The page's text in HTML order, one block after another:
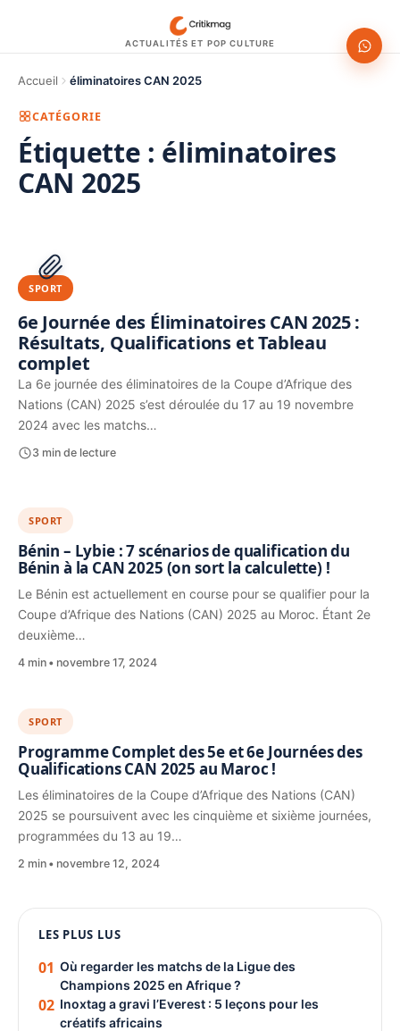
ACTUALITÉS ET POP CULTURE
Accueil éliminatoires CAN 2025
CATÉGORIE
Étiquette : éliminatoires
CAN 2025
PUBLICITÉ
SPORT
6e Journée des Éliminatoires CAN 2025 :
Résultats, Qualifications et Tableau
complet
La 6e journée des éliminatoires de la Coupe d’Afrique des
Nations (CAN) 2025 s’est déroulée du 17 au 19 novembre
2024 avec les matchs…
3 min de lecture
SPORT
Bénin – Lybie : 7 scénarios de qualification du
Bénin à la CAN 2025 (on sort la calculette) !
Le Bénin est actuellement en course pour se qualifier pour la
Coupe d’Afrique des Nations (CAN) 2025 au Moroc. Étant 2e
deuxième…
4 min novembre 17, 2024
SPORT
Programme Complet des 5e et 6e Journées des
Qualifications CAN 2025 au Maroc !
Les éliminatoires de la Coupe d’Afrique des Nations (CAN)
2025 se poursuivent avec les cinquième et sixième journées,
programmées du 13 au 19…
2 min novembre 12, 2024
PUBLICITÉ
LES PLUS LUS
01 Où regarder les matchs de la Ligue des
Champions 2025 en Afrique ?
02 Inoxtag a gravi l’Everest : 5 leçons pour les
créatifs africains